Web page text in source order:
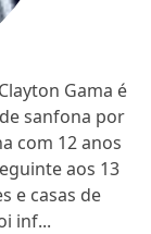
Gama é
sanfona por
com 12 anos
aos 13
e casas de
inf...